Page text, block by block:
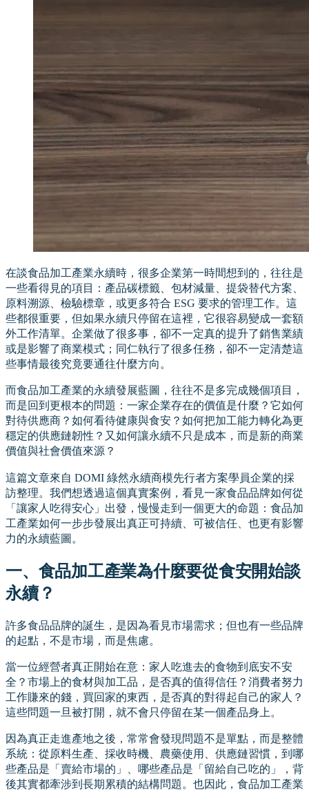
在談食品加工產業永續時，很多企業第一時間想到的，往往是
一些看得見的項目：產品碳標籤、包材減量、提袋替代方案、
原料溯源、檢驗標章，或更多符合 ESG 要求的管理工作。這
些都很重要，但如果永續只停留在這裡，它很容易變成一套額
外工作清單。企業做了很多事，卻不一定真的提升了銷售業績
或是影響了商業模式；同仁執行了很多任務，卻不一定清楚這
些事情最後究竟要通往什麼方向。
而食品加工產業的永續發展藍圖，往往不是多完成幾個項目，
而是回到更根本的問題：一家企業存在的價值是什麼？它如何
對待供應商？如何看待健康與食安？如何把加工能力轉化為更
穩定的供應鏈韌性？又如何讓永續不只是成本，而是新的商業
價值與社會價值來源？
這篇文章來自 DOMI 綠然永續商模先行者方案學員企業的採
訪整理。我們想透過這個真實案例，看見一家食品品牌如何從
「讓家人吃得安心」出發，慢慢走到一個更大的命題：食品加
工產業如何一步步發展出真正可持續、可被信任、也更有影響
力的永續藍圖。
一、食品加工產業為什麼要從食安開始談
永續？
許多食品品牌的誕生，是因為看見市場需求；但也有一些品牌
的起點，不是市場，而是焦慮。
當一位經營者真正開始在意：家人吃進去的食物到底安不安
全？市場上的食材與加工品，是否真的值得信任？消費者努力
工作賺來的錢，買回家的東西，是否真的對得起自己的家人？
這些問題一旦被打開，就不會只停留在某一個產品身上。
因為真正走進產地之後，常常會發現問題不是單點，而是整體
系統：從原料生產、採收時機、農藥使用、供應鏈習慣，到哪
些產品是「賣給市場的」、哪些產品是「留給自己吃的」，背
後其實都牽涉到長期累積的結構問題。也因此，食品加工產業